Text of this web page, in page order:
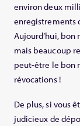
environ deux
enregistrements
Aujourd’hui, bon
mais beaucoup
peut-être le bon
révocations !
De plus, si vous
judicieux de